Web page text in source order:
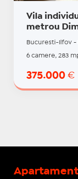
Vila
metrou
Bucuresti-Ilfov -
6 camere, 283
375.000 €